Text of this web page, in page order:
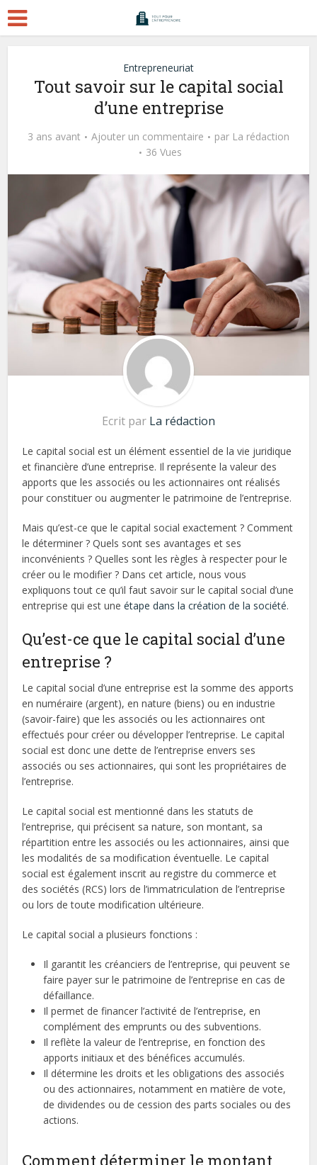
Entrepreneuriat
Tout savoir sur le capital social
d’une entreprise
3 ans avant Ajouter un commentaire par La rédaction
36 Vues
Ecrit par La rédaction
Le capital social est un élément essentiel de la vie juridique
et financière d’une entreprise. Il représente la valeur des
apports que les associés ou les actionnaires ont réalisés
pour constituer ou augmenter le patrimoine de l’entreprise.
Mais qu’est-ce que le capital social exactement ? Comment
le déterminer ? Quels sont ses avantages et ses
inconvénients ? Quelles sont les règles à respecter pour le
créer ou le modifier ? Dans cet article, nous vous
expliquons tout ce qu’il faut savoir sur le capital social d’une
entreprise qui est uneétape dans la création de la société.
Qu’est-ce que le capital social d’une
entreprise ?
Le capital social d’une entreprise est la somme des apports
en numéraire (argent), en nature (biens) ou en industrie
(savoir-faire) que les associés ou les actionnaires ont
effectués pour créer ou développer l’entreprise. Le capital
social est donc une dette de l’entreprise envers ses
associés ou ses actionnaires, qui sont les propriétaires de
l’entreprise.
Le capital social est mentionné dans les statuts de
l’entreprise, qui précisent sa nature, son montant, sa
répartition entre les associés ou les actionnaires, ainsi que
les modalités de sa modification éventuelle. Le capital
social est également inscrit au registre du commerce et
des sociétés (RCS) lors de l’immatriculation de l’entreprise
ou lors de toute modification ultérieure.
Le capital social a plusieurs fonctions :
Il garantit les créanciers de l’entreprise, qui peuvent se
faire payer sur le patrimoine de l’entreprise en cas de
défaillance.
Il permet de financer l’activité de l’entreprise, en
complément des emprunts ou des subventions.
Il reflète la valeur de l’entreprise, en fonction des
apports initiaux et des bénéfices accumulés.
Il détermine les droits et les obligations des associés
ou des actionnaires, notamment en matière de vote,
de dividendes ou de cession des parts sociales ou des
actions.
Comment déterminer le montant